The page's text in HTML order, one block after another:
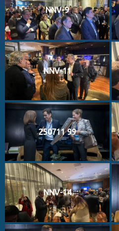
NNV-9
NNV-11
250711 99
NNV-14